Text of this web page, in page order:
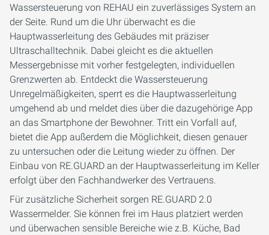
Wassersteuerung von REHAU ein zuverlässiges System an
der Seite. Rund um die Uhr überwacht es die
Hauptwasserleitung des Gebäudes mit präziser
Ultraschalltechnik. Dabei gleicht es die aktuellen
Messergebnisse mit vorher festgelegten, individuellen
Grenzwerten ab. Entdeckt die Wassersteuerung
Unregelmäßigkeiten, sperrt es die Hauptwasserleitung
umgehend ab und meldet dies über die dazugehörige App
an das Smartphone der Bewohner. Tritt ein Vorfall auf,
bietet die App außerdem die Möglichkeit, diesen genauer
zu untersuchen oder die Leitung wieder zu öffnen. Der
Einbau von RE.GUARD an der Hauptwasserleitung im Keller
erfolgt über den Fachhandwerker des Vertrauens.
Für zusätzliche Sicherheit sorgen RE.GUARD 2.0
Wassermelder. Sie können frei im Haus platziert werden
und überwachen sensible Bereiche wie z.B. Küche, Bad